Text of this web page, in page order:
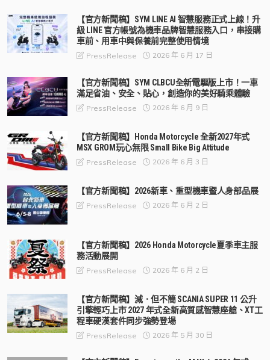
【官方新聞稿】SYM LINE AI 智慧服務正式上線！升
級 LINE 官方帳號為機車品牌智慧服務入口，串接購
車前、用車中與保養前完整使用情境
PressRelease 2026 年 6 月 17 日
【官方新聞稿】SYM CLBCU全新電驅版上市！一車
滿足省油、安全、貼心，創造你的美好騎乘體驗
PressRelease 2026 年 6 月 9 日
【官方新聞稿】Honda Motorcycle 全新2027年式
MSX GROM玩心無限 Small Bike Big Attitude
PressRelease 2026 年 6 月 3 日
【官方新聞稿】2026新車、重型機車暨人身部品展
PressRelease 2026 年 6 月 2 日
【官方新聞稿】2026 Honda Motorcycle夏季車主服
務活動展開
PressRelease 2026 年 6 月 2 日
【官方新聞稿】減．但不簡 SCANIA SUPER 11 公升
引擎輕巧上市 2027 年式全新高質感智慧座艙、XT工
程車硬漢套件同步強勢登場
PressRelease 2026 年 5 月 30 日